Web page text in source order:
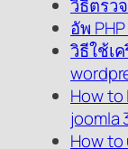
วิธีตรว
อัพ
วิธีใช้เ
How to
joomla
How